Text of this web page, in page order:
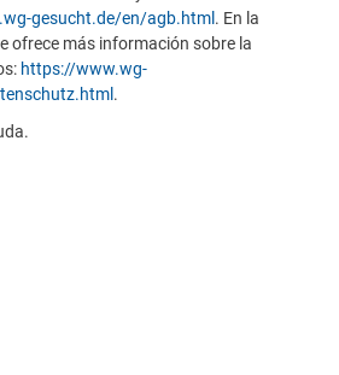
gesucht.de/en/agb.html . En la
ofrece más información sobre la
https://www.wg-
.